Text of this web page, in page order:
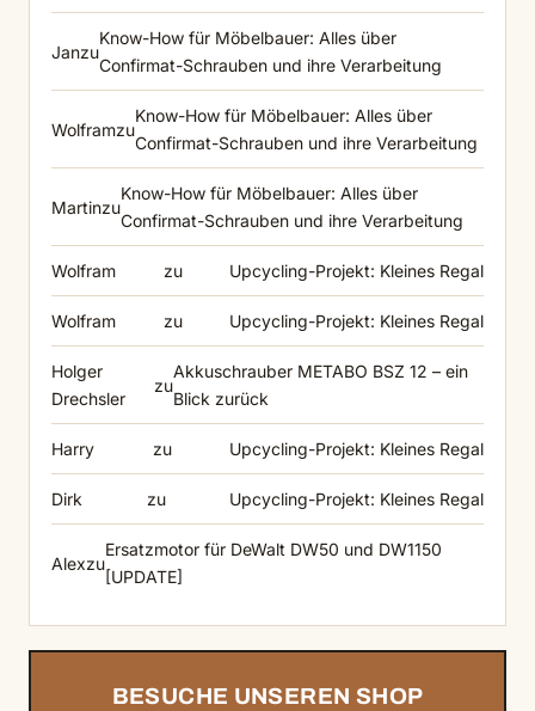
Janzu
Know-How für Möbelbauer: Alles über
Confirmat-Schrauben und ihre Verarbeitung
Wolframzu
Know-How für Möbelbauer: Alles über
Confirmat-Schrauben und ihre Verarbeitung
Martinzu
Know-How für Möbelbauer: Alles über
Confirmat-Schrauben und ihre Verarbeitung
Wolfram zu Upcycling-Projekt: Kleines Regal
Wolfram zu Upcycling-Projekt: Kleines Regal
Holger
Drechsler
zu
Akkuschrauber METABO BSZ 12 – ein
Blick zurück
Harry zu Upcycling-Projekt: Kleines Regal
Dirk zu Upcycling-Projekt: Kleines Regal
Alexzu
Ersatzmotor für DeWalt DW50 und DW1150
[UPDATE]
BESUCHE UNSEREN SHOP